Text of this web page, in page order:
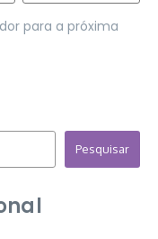
para a próxima
Pesquisar